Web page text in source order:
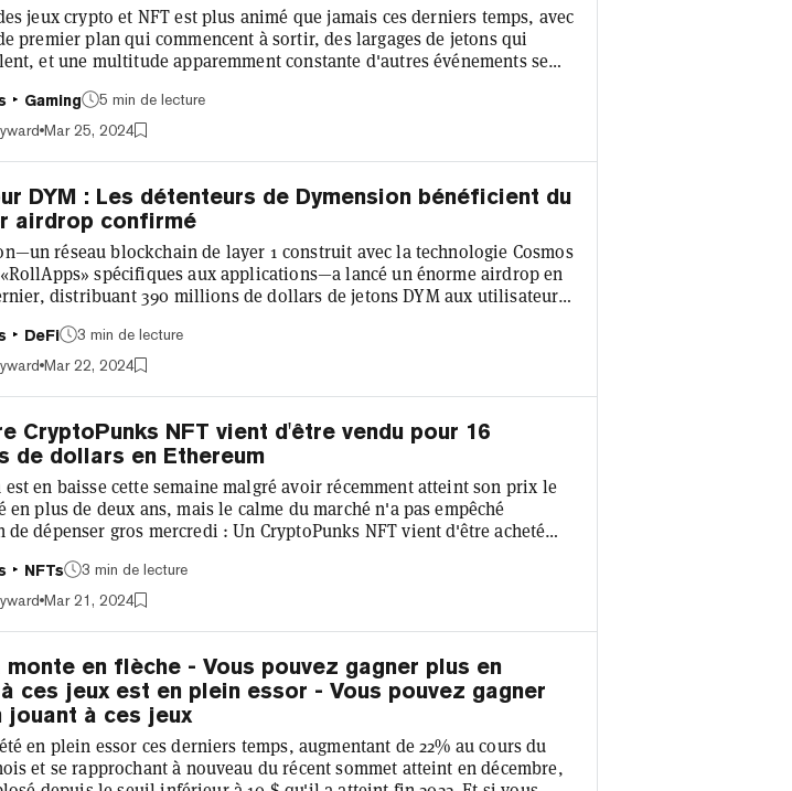
jeux crypto et NFT est plus animé que jamais ces derniers temps, avec
premier plan qui commencent à sortir, des largages de jetons qui
et une multitude apparemment constante d'autres événements se
tous les fronts. Et si vous avez besoin d'un moyen rapide de vous
sur les derniers mouvements autour des jeux vidéo
Gaming
5 min de lecture
Mar 25, 2024
DYM : Les détenteurs de Dymension bénéficient du
airdrop confirmé
réseau blockchain de layer 1 construit avec la technologie Cosmos
spécifiques aux applications—a lancé un énorme airdrop en
distribuant 390 millions de dollars de jetons DYM aux utilisateurs
DYM peut réclamer un autre airdrop d'une RollApp construite sur la
Network, une RollApp alimentée par Dymension et Celestia qui se
DeFi
3 min de lecture
Mar 22, 2024
CryptoPunks NFT vient d'être vendu pour 16
de dollars en Ethereum
est en baisse cette semaine malgré avoir récemment atteint son prix le
en plus de deux ans, mais le calme du marché n'a pas empêché
de dépenser gros mercredi : Un CryptoPunks NFT vient d'être acheté
collection Ethereum influente NFT, a été échangé contre 4 850 ETH
midi, soit 16,42 millions de dollars au moment de la vente. Cela en
NFTs
3 min de lecture
Mar 21, 2024
monte en flèche - Vous pouvez gagner plus en
ces jeux est en plein essor - Vous pouvez gagner
jouant à ces jeux
en plein essor ces derniers temps, augmentant de 22% au cours du
et se rapprochant à nouveau du récent sommet atteint en décembre,